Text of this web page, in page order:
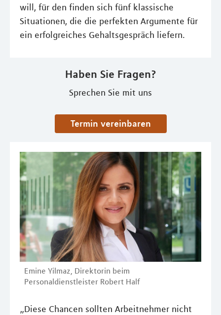
will, für den finden sich fünf klassische
Situationen, die die perfekten Argumente für
ein erfolgreiches Gehaltsgespräch liefern.
Haben Sie Fragen?
Sprechen Sie mit uns
Termin vereinbaren
Emine Yilmaz, Direktorin beim
Personaldienstleister Robert Half
„Diese Chancen sollten Arbeitnehmer nicht